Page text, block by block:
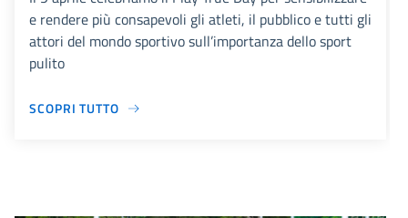
e rendere più consapevoli gli atleti, il pubblico e tutti gli
attori del mondo sportivo sull’importanza dello sport
pulito
SCOPRI TUTTO